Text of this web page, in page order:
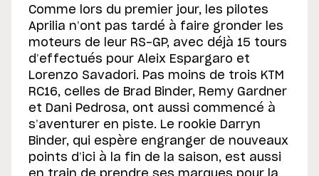
Comme lors du premier jour, les pilotes
Aprilia n’ont pas tardé à faire gronder les
moteurs de leur RS-GP, avec déjà 15 tours
d’effectués pour Aleix Espargaro et
Lorenzo Savadori. Pas moins de trois KTM
RC16, celles de Brad Binder, Remy Gardner
et Dani Pedrosa, ont aussi commencé à
s’aventurer en piste. Le rookie Darryn
Binder, qui espère engranger de nouveaux
points d’ici à la fin de la saison, est aussi